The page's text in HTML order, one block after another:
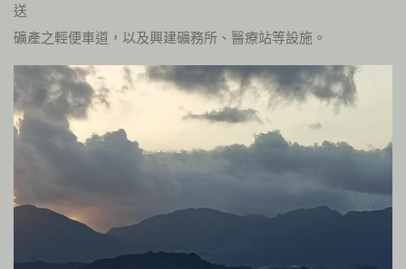
送
礦產之輕便車道，以及興建礦務所、醫療站等設施。